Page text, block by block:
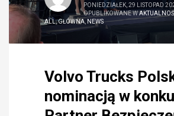
PONIEDZIAŁEK, 29 LISTOPAD
OPUBLIKOWANE W
ALL ,GŁÓWNA NEWS
Volvo Trucks
nominacją w